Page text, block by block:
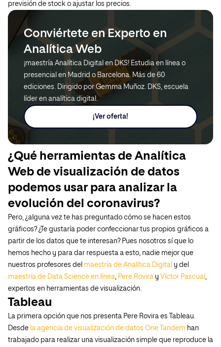
previsión de stock o ajustar los precios.
Conviértete en Experto en
Analítica Web
¡maestría Analítica Digital en DKS! Estudia en línea o
presencial en Madrid o Barcelona. Más de 60
ediciones. Dirigido por Gemma Muñoz. DKS, escuela
líder en analítica digital.
¡Ver oferta!
¿Qué herramientas de Analítica
Web de visualización de datos
podemos usar para analizar la
evolución del coronavirus?
Pero, ¿alguna vez te has preguntado cómo se hacen estos
gráficos? ¿Te gustaría poder confeccionar tus propios gráficos a
partir de los datos que te interesan? Pues nosotros sí que lo
hemos hecho y para dar respuesta a esto, nadie mejor que
nuestros profesores del maestría de Analítica Digital y del
maestría de Data Science en línea, Pere Rovira y Víctor Pascual ,
expertos en herramientas de visualización.
Tableau
La primera opción que nos presenta Pere Rovira es Tableau.
Desde la agencia de visualización de datos One Tandem han
trabajado para realizar una visualización simple que reproduce la